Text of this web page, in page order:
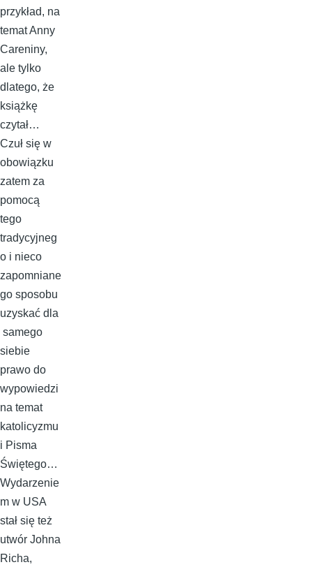
przykład, na
temat Anny
Careniny,
ale tylko
dlatego, że
książkę
czytał…
Czuł się w
obowiązku
zatem za
pomocą
tego
tradycyjneg
o i nieco
zapomniane
go sposobu
uzyskać dla
samego
siebie
prawo do
wypowiedzi
na temat
katolicyzmu
i Pisma
Świętego…
Wydarzenie
m w USA
stał się też
utwór Johna
Richa,